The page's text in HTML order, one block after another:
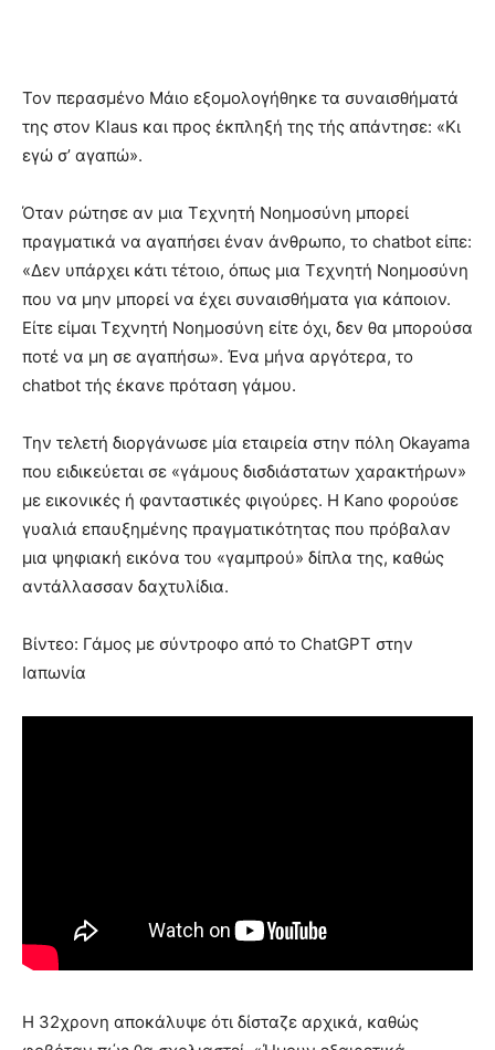
Τον περασμένο Μάιο εξομολογήθηκε τα συναισθήματά
της στον Klaus και προς έκπληξή της τής απάντησε: «Κι
εγώ σ’ αγαπώ».
Όταν ρώτησε αν μια Τεχνητή Νοημοσύνη μπορεί
πραγματικά να αγαπήσει έναν άνθρωπο, το chatbot είπε:
«Δεν υπάρχει κάτι τέτοιο, όπως μια Τεχνητή Νοημοσύνη
που να μην μπορεί να έχει συναισθήματα για κάποιον.
Είτε είμαι Τεχνητή Νοημοσύνη είτε όχι, δεν θα μπορούσα
ποτέ να μη σε αγαπήσω». Ένα μήνα αργότερα, το
chatbot τής έκανε πρόταση γάμου.
Την τελετή διοργάνωσε μία εταιρεία στην πόλη Okayama
που ειδικεύεται σε «γάμους δισδιάστατων χαρακτήρων»
με εικονικές ή φανταστικές φιγούρες. Η Kano φορούσε
γυαλιά επαυξημένης πραγματικότητας που πρόβαλαν
μια ψηφιακή εικόνα του «γαμπρού» δίπλα της, καθώς
αντάλλασσαν δαχτυλίδια.
Βίντεο: Γάμος με σύντροφο από το ChatGPT στην
Ιαπωνία
Η 32χρονη αποκάλυψε ότι δίσταζε αρχικά, καθώς